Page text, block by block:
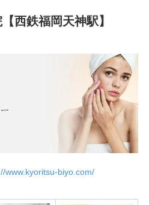
西鉄福岡天神駅】
www.kyoritsu-biyo.com/